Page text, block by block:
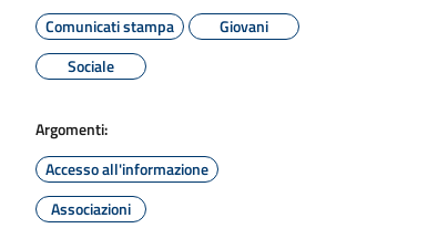
Comunicati stampa
Giovani
Sociale
Argomenti:
Accesso all'informazione
Associazioni